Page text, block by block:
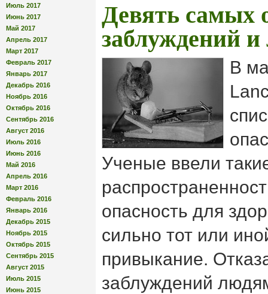
Июль 2017
Июнь 2017
Май 2017
Апрель 2017
Март 2017
Февраль 2017
Январь 2017
Декабрь 2016
Ноябрь 2016
Октябрь 2016
Сентябрь 2016
Август 2016
Июль 2016
Июнь 2016
Май 2016
Апрель 2016
Март 2016
Февраль 2016
Январь 2016
Декабрь 2015
Ноябрь 2015
Октябрь 2015
Сентябрь 2015
Август 2015
Июль 2015
Июнь 2015
Девять самых
заблуждений
В
Ученые ввели
опасность для
сильно тот или
привыкание.
заблуждений